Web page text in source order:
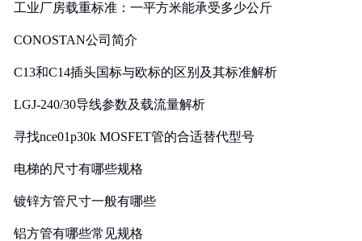
工业厂房载重标准：一平方米能承受多少公斤
CONOSTAN公司简介
C13和C14插头国标与欧标的区别及其标准解析
LGJ-240/30导线参数及载流量解析
寻找nce01p30k MOSFET管的合适替代型号
电梯的尺寸有哪些规格
镀锌方管尺寸一般有哪些
铝方管有哪些常见规格